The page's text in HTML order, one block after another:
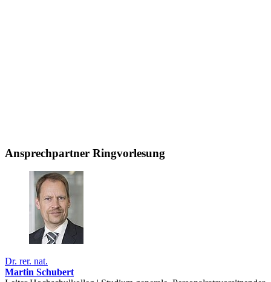
Ansprechpartner Ringvorlesung
Dr. rer. nat.
Martin Schubert